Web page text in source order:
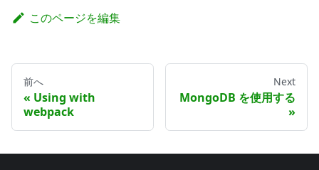
このページを編集
前へ
Using with
webpack
Next
MongoDB を使用する